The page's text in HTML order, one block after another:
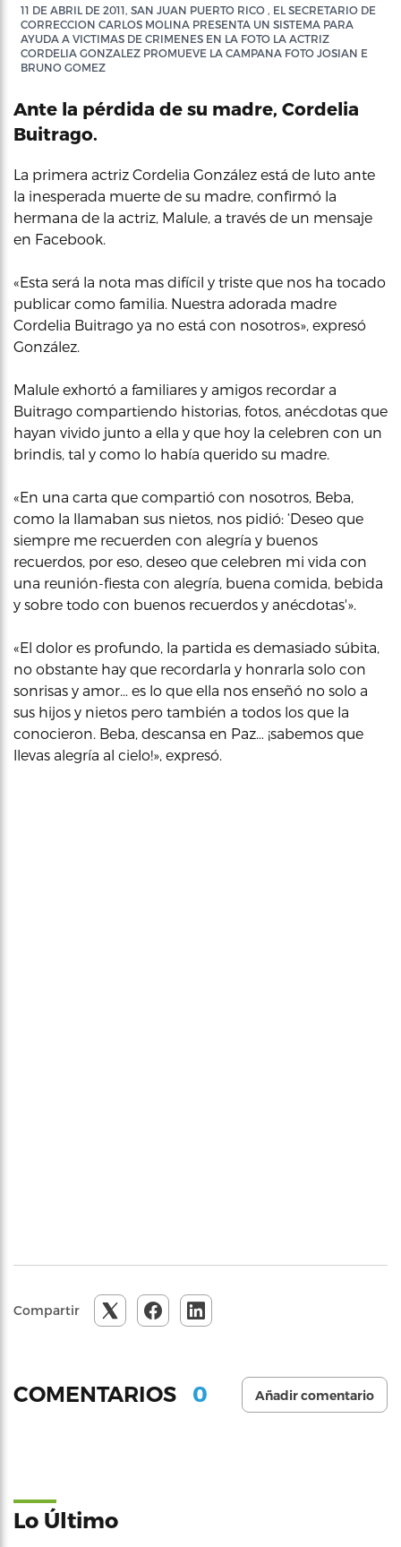
11 DE ABRIL DE 2011, SAN JUAN PUERTO RICO , EL SECRETARIO DE
CORRECCION CARLOS MOLINA PRESENTA UN SISTEMA PARA
AYUDA A VICTIMAS DE CRIMENES EN LA FOTO LA ACTRIZ
CORDELIA GONZALEZ PROMUEVE LA CAMPANA FOTO JOSIAN E
BRUNO GOMEZ
Ante la pérdida de su madre, Cordelia
Buitrago.
La primera actriz Cordelia González está de luto ante
la inesperada muerte de su madre, confirmó la
hermana de la actriz, Malule, a través de un mensaje
en Facebook.
«Esta será la nota mas difícil y triste que nos ha tocado
publicar como familia. Nuestra adorada madre
Cordelia Buitrago ya no está con nosotros», expresó
González.
Malule exhortó a familiares y amigos recordar a
Buitrago compartiendo historias, fotos, anécdotas que
hayan vivido junto a ella y que hoy la celebren con un
brindis, tal y como lo había querido su madre.
«En una carta que compartió con nosotros, Beba,
como la llamaban sus nietos, nos pidió: ‘Deseo que
siempre me recuerden con alegría y buenos
recuerdos, por eso, deseo que celebren mi vida con
una reunión-fiesta con alegría, buena comida, bebida
y sobre todo con buenos recuerdos y anécdotas'».
«El dolor es profundo, la partida es demasiado súbita,
no obstante hay que recordarla y honrarla solo con
sonrisas y amor… es lo que ella nos enseñó no solo a
sus hijos y nietos pero también a todos los que la
conocieron. Beba, descansa en Paz… ¡sabemos que
llevas alegría al cielo!», expresó.
Compartir
COMENTARIOS 0 Añadir comentario
Lo Último